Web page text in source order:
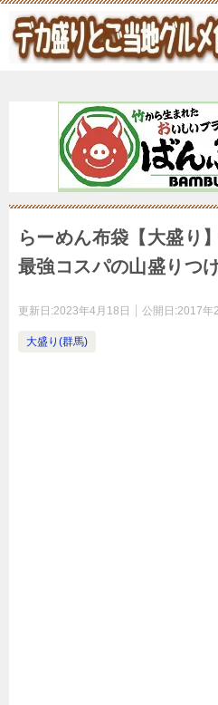
らーめん布袋【大盛り
最強コスパの山盛りつ
更新日:2023年4月18日 公開日:2017年
大盛り(群馬)